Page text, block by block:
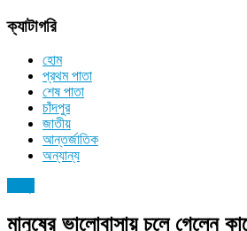
ক্যাটাগরি
হোম
প্রথম পাতা
শেষ পাতা
চাঁদপুর
জাতীয়
আন্তর্জাতিক
অন্যান্য
মানুষের ভালোবাসায় চলে গেলেন